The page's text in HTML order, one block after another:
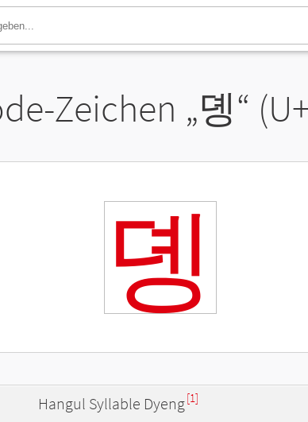
Zeichen „뎽“
뎽
Hangul Syllable Dyeng[1]